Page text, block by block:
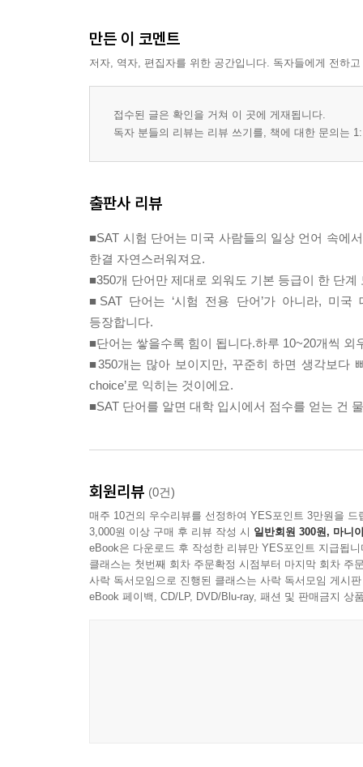
만든 이 코멘트
저자, 역자, 편집자를 위한 공간입니다. 독자들에게 전하
접수된 글은 확인을 거쳐 이 곳에 게재됩니다.
독자 분들의 리뷰는 리뷰 쓰기를, 책에 대한 문의는
출판사 리뷰
■SAT 시험 단어는 미국 사람들의 일상 언어 속에
한결 자연스러워져요.
■350개 단어만 제대로 외워도 기본 등급이 한 단
■SAT 단어는 ‘시험 전용 단어’가 아니라, 미
등장합니다.
■단어는 쌓을수록 힘이 됩니다.하루 10~20개씩
■350개는 많아 보이지만, 꾸준히 하면 생각보다
choice’로 익히는 것이에요.
■SAT 단어를 알면 대학 입시에서 점수를 얻는 건
회원리뷰 (0건)
매주 10건의 우수리뷰를 선정하여 YES포인트 3만원을 드
3,000원 이상 구매 후 리뷰 작성 시 일반회원 300원, 마니
eBook은 다운로드 후 작성한 리뷰만 YES포인트 지급됩니
클래스는 첫번째 회차 주문확정 시점부터 마지막 회차 주
사락 독서모임으로 진행된 클래스는 사락 독서모임 게시
eBook 페이백, CD/LP, DVD/Blu-ray, 패션 및 판매금지 상